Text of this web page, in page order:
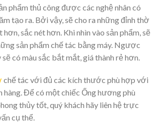
phẩm thủ công được các nghệ nhân có
tạo ra. Bởi vậy, sẽ cho ra những đỉnh thờ
sắc nét hơn. Khi nhìn vào sản phẩm, sẽ
sản phẩm chế tác bằng máy. Ngược
sẽ có màu sắc bắt mắt, giá thành rẻ hơn.
chế tác với đủ các kích thước phù hợp với
hàng. Để có một chiếc Ống hương phù
thủy tốt, quý khách hãy liên hệ trực
cụ thể.